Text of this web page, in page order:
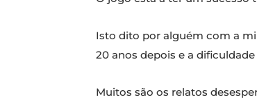
Isto dito por alguém com a
20 anos depois e a
Muitos são os relatos